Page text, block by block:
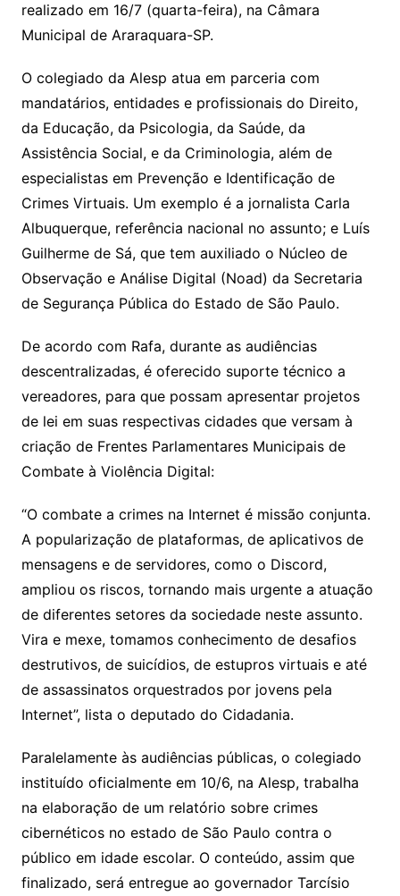
realizado em 16/7 (quarta-feira), na Câmara
Municipal de Araraquara-SP.
O colegiado da Alesp atua em parceria com
mandatários, entidades e profissionais do Direito,
da Educação, da Psicologia, da Saúde, da
Assistência Social, e da Criminologia, além de
especialistas em Prevenção e Identificação de
Crimes Virtuais. Um exemplo é a jornalista Carla
Albuquerque, referência nacional no assunto; e Luís
Guilherme de Sá, que tem auxiliado o Núcleo de
Observação e Análise Digital (Noad) da Secretaria
de Segurança Pública do Estado de São Paulo.
De acordo com Rafa, durante as audiências
descentralizadas, é oferecido suporte técnico a
vereadores, para que possam apresentar projetos
de lei em suas respectivas cidades que versam à
criação de Frentes Parlamentares Municipais de
Combate à Violência Digital:
“O combate a crimes na Internet é missão conjunta.
A popularização de plataformas, de aplicativos de
mensagens e de servidores, como o Discord,
ampliou os riscos, tornando mais urgente a atuação
de diferentes setores da sociedade neste assunto.
Vira e mexe, tomamos conhecimento de desafios
destrutivos, de suicídios, de estupros virtuais e até
de assassinatos orquestrados por jovens pela
Internet”, lista o deputado do Cidadania.
Paralelamente às audiências públicas, o colegiado
instituído oficialmente em 10/6, na Alesp, trabalha
na elaboração de um relatório sobre crimes
cibernéticos no estado de São Paulo contra o
público em idade escolar. O conteúdo, assim que
finalizado, será entregue ao governador Tarcísio